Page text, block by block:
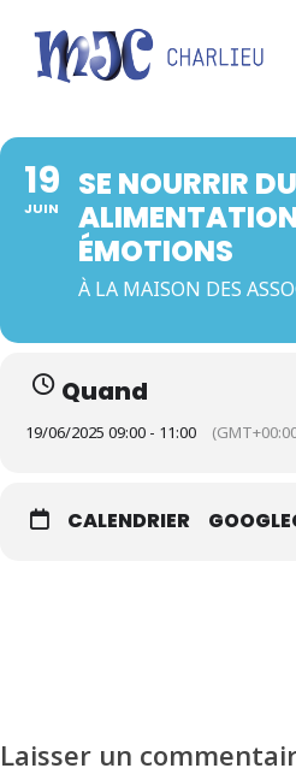
19
JUIN
SE NOURRIR
ÉMOTIONS
À LA MAISON DES
Quand
19/06/2025 09:00 - 11:00
CALENDRIER
Laisser un